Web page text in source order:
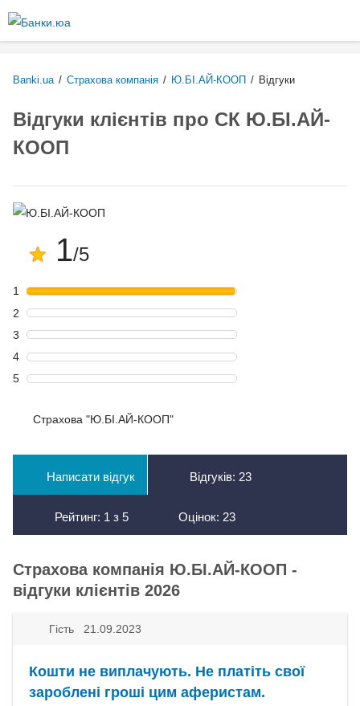
основного
Banki.ua / Страхова компанія / Ю.БІ.АЙ-КООП / Відгуки
Відгуки клієнтів про СК Ю.БІ.АЙ-
КООП
1/5
1
2
3
4
5
Страхова "Ю.БІ.АЙ-КООП"
Написати відгук Відгуків: 23
Рейтинг: 1 з 5 Оцінок: 23
Страхова компанія Ю.БІ.АЙ-КООП -
відгуки клієнтів 2026
Гість 21.09.2023
Кошти не виплачують. Не платіть свої
зароблені гроші цим аферистам.